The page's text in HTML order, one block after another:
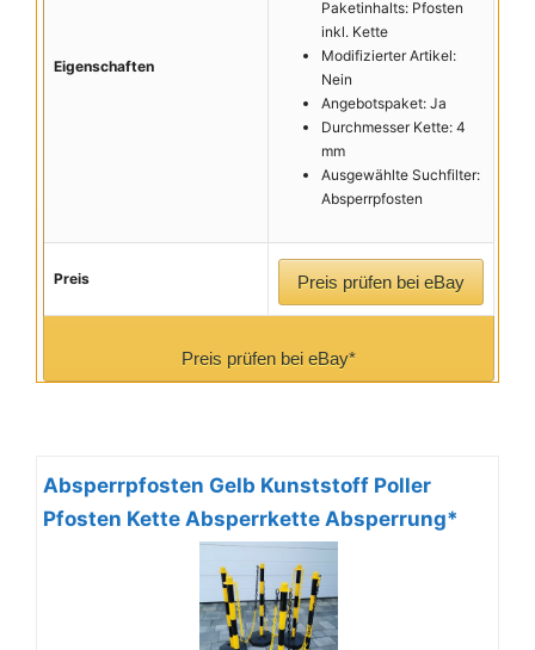
Eigenschaften
Paketinhalts: Pfosten
inkl. Kette
Modifizierter Artikel:
Nein
Angebotspaket: Ja
Durchmesser Kette: 4
mm
Ausgewählte Suchfilter:
Absperrpfosten
Preis Preis prüfen bei eBay
Preis prüfen bei eBay*
Absperrpfosten Gelb Kunststoff Poller
Pfosten Kette Absperrkette Absperrung*